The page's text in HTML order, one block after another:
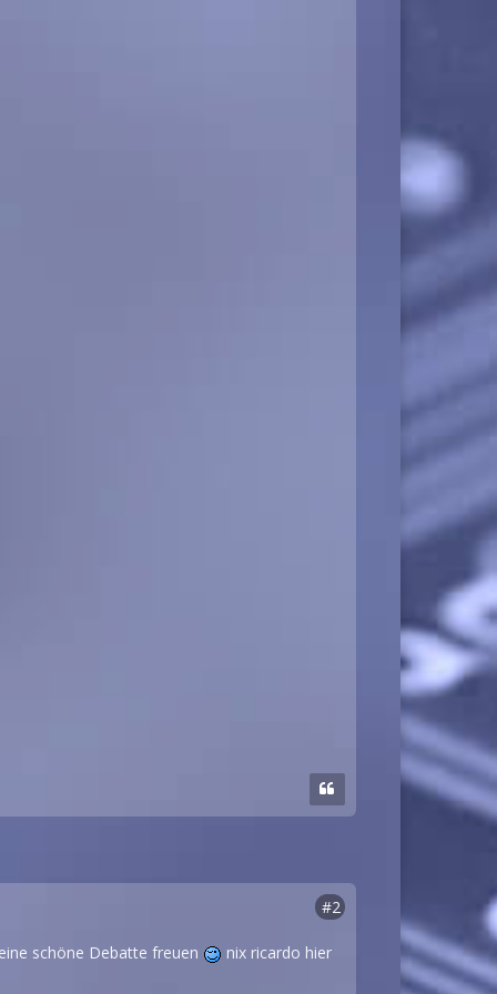
#2
schöne Debatte freuen nix ricardo hier